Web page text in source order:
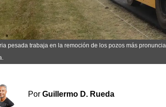
Lleno
Farmacias
pesada trabaja en la remoción de los pozos más
Por Guillermo D. Rueda